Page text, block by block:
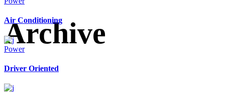
Archive
Air Conditioning
Power
Driver Oriented